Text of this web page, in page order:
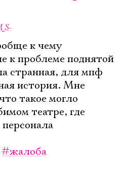
к чему
к проблеме поднятой
странная, для мпф
история. Мне
такое могло
театре, где
#жалоба